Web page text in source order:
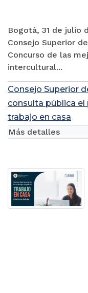
Bogotá, 31 de julio
Consejo Superior
Concurso de las
intercultural...
Consejo Superior
consulta pública
trabajo en casa
Más detalles